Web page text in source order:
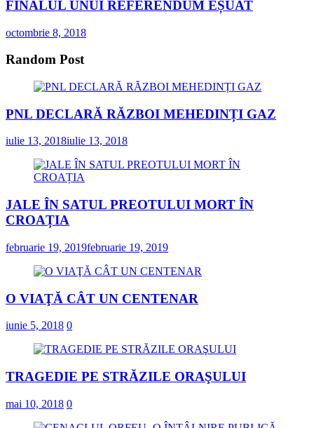
FINALUL UNUI REFERENDUM EȘUAT
octombrie 8, 2018
Random Post
PNL DECLARĂ RĂZBOI MEHEDINȚI GAZ
iulie 13, 2018iulie 13, 2018
JALE ÎN SATUL PREOTULUI MORT ÎN
CROAȚIA
februarie 19, 2019februarie 19, 2019
O VIAŢĂ CÂT UN CENTENAR
iunie 5, 2018 0
TRAGEDIE PE STRĂZILE ORAŞULUI
mai 10, 2018 0